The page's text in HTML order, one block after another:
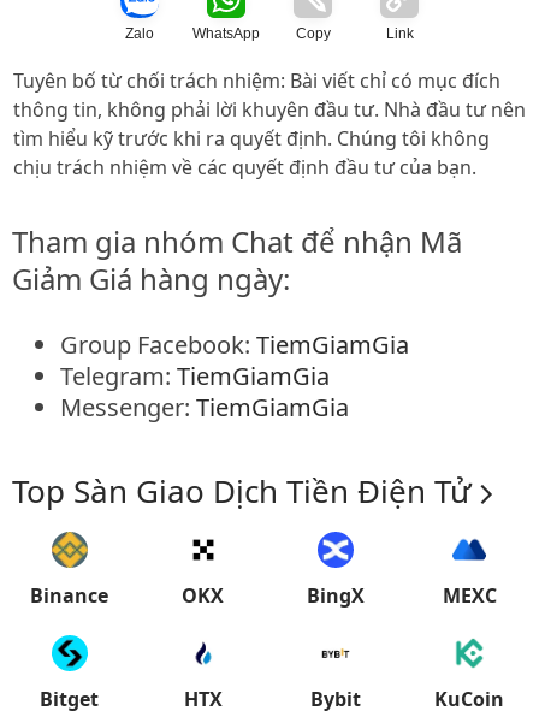
Zalo WhatsApp Copy Link
Tuyên bố từ chối trách nhiệm: Bài viết chỉ có mục đích
thông tin, không phải lời khuyên đầu tư. Nhà đầu tư nên
tìm hiểu kỹ trước khi ra quyết định. Chúng tôi không
chịu trách nhiệm về các quyết định đầu tư của bạn.
Tham gia nhóm Chat để nhận Mã
Giảm Giá hàng ngày:
Group Facebook: TiemGiamGia
Telegram: TiemGiamGia
Messenger: TiemGiamGia
Top Sàn Giao Dịch Tiền Điện Tử
Binance OKX BingX MEXC
Bitget HTX Bybit KuCoin